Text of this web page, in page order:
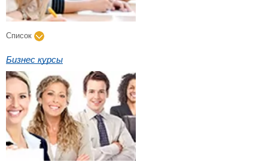
Список
Бизнес курсы